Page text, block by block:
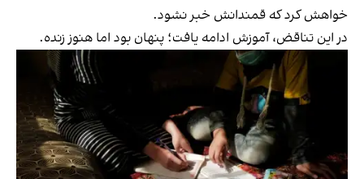
خواهش کرد که قمندانش خبر نشود.
در این تناقض، آموزش ادامه یافت؛ پنهان بود اما هنوز زنده.